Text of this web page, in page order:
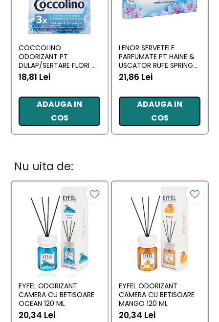
COCCOLINO
ODORIZANT PT
DULAP/SERTARE FLORI DI
PRIMAVERA 3 BUC
18,81 Lei
ADAUGA IN
COS
LENOR SERVETELE
PARFUMATE PT HAINE &
USCATOR RUFE SPRING
AWAKENING 34 BUC
21,86 Lei
ADAUGA IN
COS
Nu uita de:
EYFEL ODORIZANT
CAMERA CU BETISOARE
OCEAN 120 ML
20,34 Lei
EYFEL ODORIZANT
CAMERA CU BETISOARE
MANGO 120 ML
20,34 Lei